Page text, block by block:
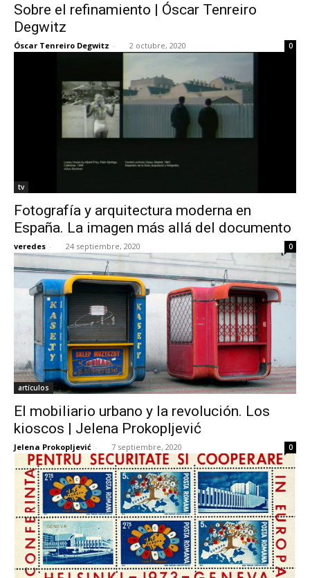
Sobre el refinamiento | Óscar Tenreiro
Degwitz
Óscar Tenreiro Degwitz - 2 octubre, 2020 0
tv
Fotografía y arquitectura moderna en
España. La imagen más allá del documento
veredes - 24 septiembre, 2020 0
artículos
El mobiliario urbano y la revolución. Los
kioscos | Jelena Prokopljević
Jelena Prokopljević - 7 septiembre, 2020 0